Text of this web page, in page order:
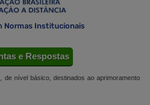
Normas Institucionais
e Respostas
de nível básico, destinados ao aprimoramento